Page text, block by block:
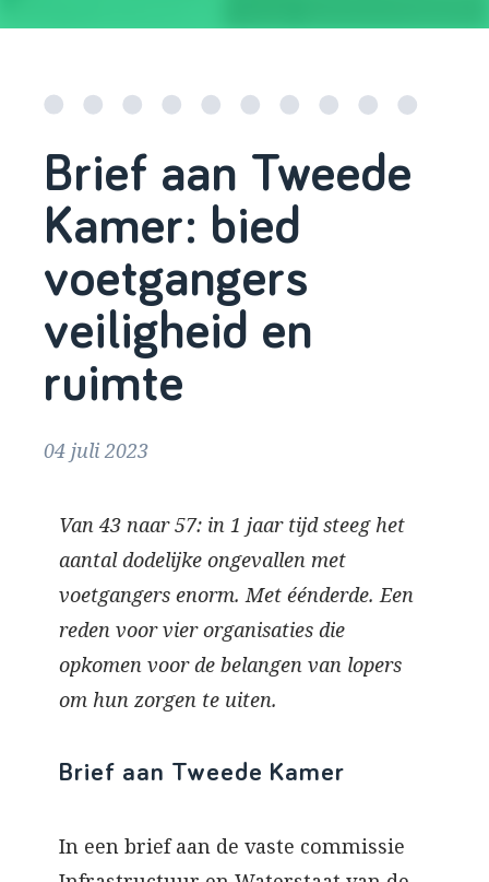
Brief aan Tweede
Kamer: bied
voetgangers
veiligheid en
ruimte
04 juli 2023
Van 43 naar 57: in 1 jaar tijd steeg het
aantal dodelijke ongevallen met
voetgangers enorm. Met éénderde. Een
reden voor vier organisaties die
opkomen voor de belangen van lopers
om hun zorgen te uiten.
Brief aan Tweede Kamer
In een brief aan de vaste commissie